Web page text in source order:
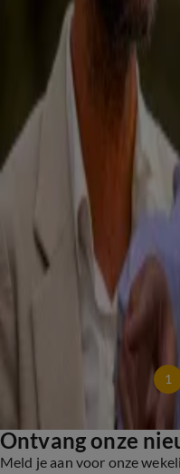
Geert Wilders wil Kamer terug van
31 juli, 15:56
Zo reageren Wilders, Yeşilgöz,
31 juli, 10:22
Koert Westerman over onzichtbare
30 juli, 09:44
Job Knoester en Koert Westerman
Timmermans: 'Walgelijk!'
29 juli, 22:37
Rob Jetten hekelt bekladdingen in
29 juli, 21:00
Nazaten Holocaust-slachtoffers doen
Chris Woerts over statement Tofik
1
Ontvang onze
Meld je aan voor onze